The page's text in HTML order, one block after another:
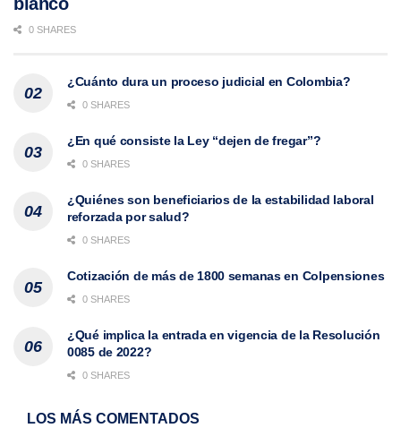
0 SHARES
¿Cuánto dura un proceso judicial en Colombia?
0 SHARES
¿En qué consiste la Ley “dejen de fregar”?
0 SHARES
¿Quiénes son beneficiarios de la estabilidad laboral
reforzada por salud?
0 SHARES
Cotización de más de 1800 semanas en Colpensiones
0 SHARES
¿Qué implica la entrada en vigencia de la Resolución
0085 de 2022?
0 SHARES
LOS MÁS COMENTADOS